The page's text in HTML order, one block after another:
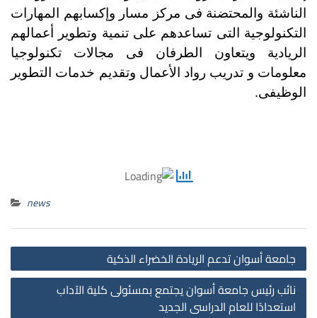
الناشئة والمحتضنة فى مركز مسار وإكسابهم المهارات
التكنولوجية التى تساعدهم على تنمية وتطوير أعمالهم
الريادية ويتعاون الطرفان فى مجالات تكنولوجيا
معلومات و تدريب رواد الأعمال وتقديم خدمات التطوير
الوظيفى.
news
جامعة أسوان تدعم الريادة الخضراء الذكية
نائب رئيس جامعة أسوان يجتمع بمسئولى كلية الآداب
استعدادًا للعام الدراسى الجديد